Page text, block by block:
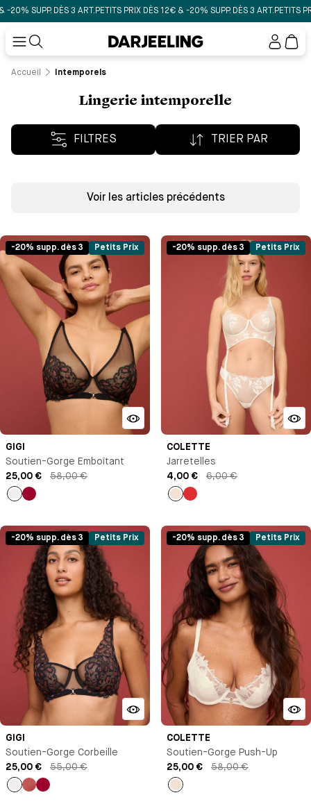
SUPP. DÈS 3 ART.PETITS PRIX DÈS 12€ & -20% SUPP. DÈS 3 ART.PETITS PRIX
Mon
Accueil Intemporels
Lingerie intemporelle
FILTRES TRIER PAR
Voir les articles précédents
-20% supp. dès 3 Petits Prix
GIGI
Soutien-Gorge Emboîtant
25,00 €
58,00 €
-20% supp. dès 3 Petits Prix
COLETTE
Jarretelles
4,00 €
6,00 €
-20% supp. dès 3 Petits Prix
GIGI
Soutien-Gorge Corbeille
25,00 €
55,00 €
Noir
-20% supp. dès 3 Petits Prix
COLETTE
Soutien-Gorge Push-Up
25,00 €
58,00 €
Milk